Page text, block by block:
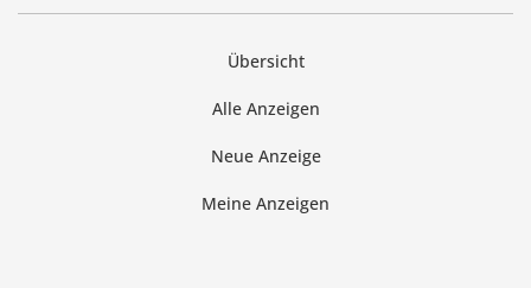
Übersicht
Alle Anzeigen
Neue Anzeige
Meine Anzeigen